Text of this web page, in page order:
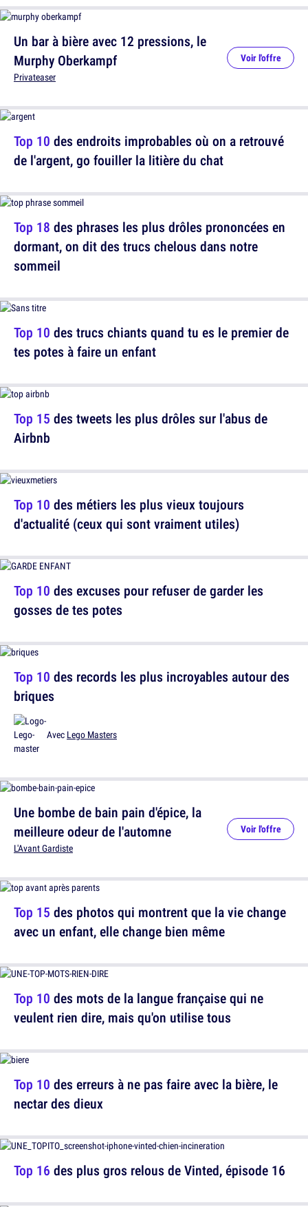
Top 10 des endroits improbables où on a retrouvé
de l'argent, go fouiller la litière du chat
Top 10 des trucs chiants quand tu es le premier de
tes potes à faire un enfant
Top 10 des métiers les plus vieux toujours
d'actualité (ceux qui sont vraiment utiles)
Top 10 des records les plus incroyables autour des
briques
Avec Lego Masters
Top 15 des photos qui montrent que la vie change
avec un enfant, elle change bien même
Top 10 des erreurs à ne pas faire avec la bière, le
nectar des dieux
Un bar à bière avec 12 pressions, le
Murphy Oberkampf
Privateaser
Voir l'offre
Top 18 des phrases les plus drôles prononcées en
dormant, on dit des trucs chelous dans notre
sommeil
Top 15 des tweets les plus drôles sur l'abus de
Airbnb
Top 10 des excuses pour refuser de garder les
gosses de tes potes
Une bombe de bain pain d'épice, la
meilleure odeur de l'automne
L'Avant Gardiste
Voir l'offre
Top 10 des mots de la langue française qui ne
veulent rien dire, mais qu'on utilise tous
Top 16 des plus gros relous de Vinted, épisode 16